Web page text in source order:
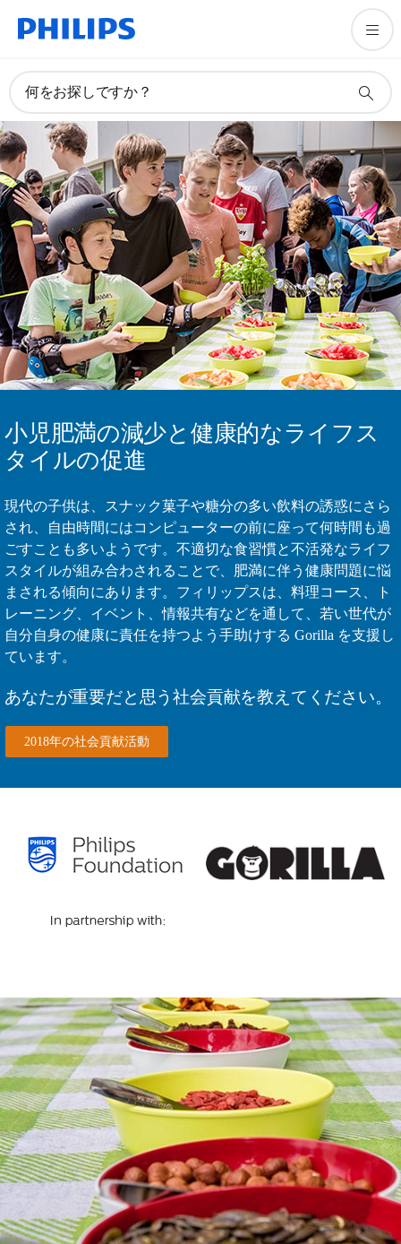
何をお探しですか？
小児肥満の減少と健康的なライフス
タイルの促進
現代の子供は、スナック菓子や糖分の多い飲料の誘惑にさら
され、自由時間にはコンピューターの前に座って何時間も過
ごすことも多いようです。不適切な食習慣と不活発なライフ
スタイルが組み合わされることで、肥満に伴う健康問題に悩
まされる傾向にあります。フィリップスは、料理コース、ト
レーニング、イベント、情報共有などを通して、若い世代が
自分自身の健康に責任を持つよう手助けする Gorilla を支援し
ています。
あなたが重要だと思う社会貢献を教えてください。
2018年の社会貢献活動